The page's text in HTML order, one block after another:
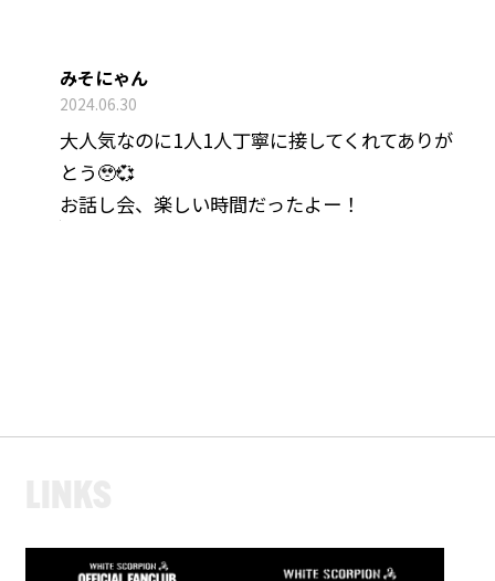
みそにゃん
2024.06.30
大人気なのに1人1人丁寧に接してくれてありが
とう🥹💞
お話し会、楽しい時間だったよー！